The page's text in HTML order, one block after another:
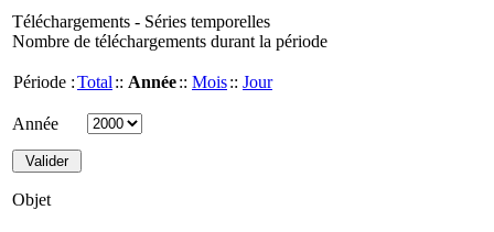
Téléchargements - Séries temporelles
Nombre de téléchargements durant la période
Période :Total :: Année:: Mois:: Jour
Année
Objet